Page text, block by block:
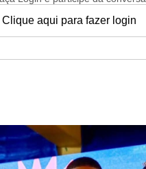
Clique aqui para fazer login